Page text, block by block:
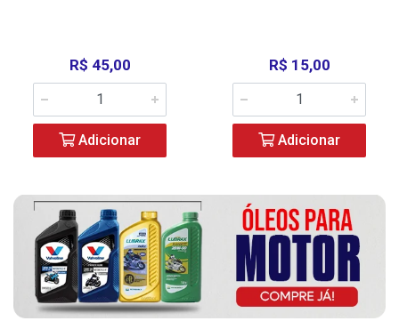
R$ 45,00
Adicionar
R$ 15,00
Adicionar